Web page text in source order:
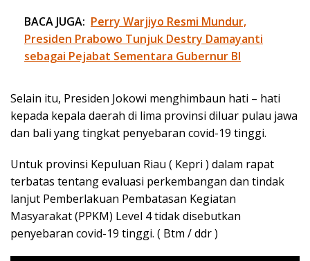
BACA JUGA: Perry Warjiyo Resmi Mundur,
Presiden Prabowo Tunjuk Destry Damayanti
sebagai Pejabat Sementara Gubernur BI
Selain itu, Presiden Jokowi menghimbaun hati – hati
kepada kepala daerah di lima provinsi diluar pulau jawa
dan bali yang tingkat penyebaran covid-19 tinggi.
Untuk provinsi Kepuluan Riau ( Kepri ) dalam rapat
terbatas tentang evaluasi perkembangan dan tindak
lanjut Pemberlakuan Pembatasan Kegiatan
Masyarakat (PPKM) Level 4 tidak disebutkan
penyebaran covid-19 tinggi. ( Btm / ddr )